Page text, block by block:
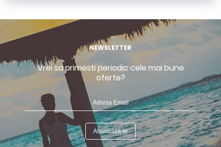
NEWSLETTER
Vrei sa primesti periodic cele mai bune
oferte?